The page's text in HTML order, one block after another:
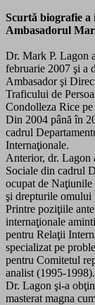
Scurtă biografie a
Ambasadorul
Dr. Mark P. Lagon
februarie 2007 şi a
Ambasador şi
Traficului de
Condolleza Rice pe
Din 2004 până în
cadrul
Internaţionale.
Anterior, dr. Lagon
Sociale din cadrul
ocupat de
şi drepturile omului
Printre poziţiile
internaţionale
pentru Relaţii
specializat pe
pentru Comitetul
analist (1995-1998).
Dr. Lagon şi-a
masterat magna